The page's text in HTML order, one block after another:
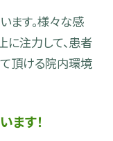
ます。様々な感
注力して、患者
頂ける院内環境
ます！